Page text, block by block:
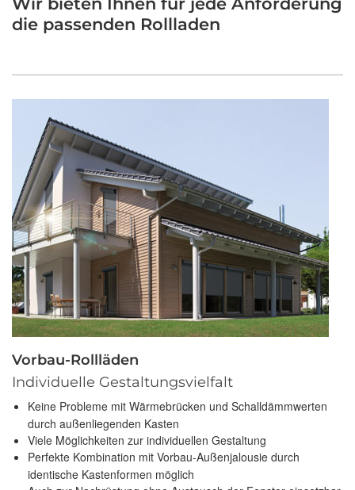
die passenden Rollladen
Vorbau-Rollläden
Individuelle Gestaltungsvielfalt
Keine Probleme mit Wärmebrücken und Schalldämmwerten
durch außenliegenden Kasten
Viele Möglichkeiten zur individuellen Gestaltung
Perfekte Kombination mit Vorbau-Außenjalousie durch
identische Kastenformen möglich